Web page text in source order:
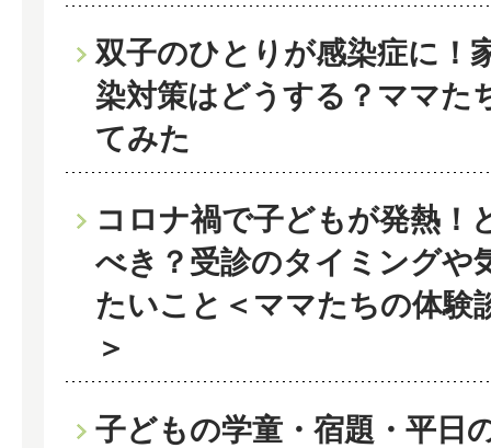
双子のひとりが感染症に！
染対策はどうする？ママた
てみた
コロナ禍で子どもが発熱！
べき？受診のタイミングや
たいこと＜ママたちの体験
＞
子どもの学童・宿題・平日